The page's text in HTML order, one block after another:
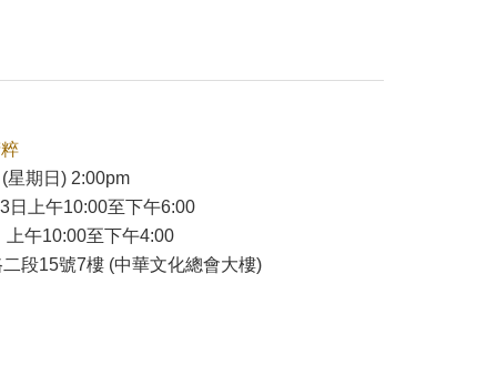
星期日) 2:00pm
日上午10:00至下午6:00
上午10:00至下午4:00
段15號7樓 (中華文化總會大樓)